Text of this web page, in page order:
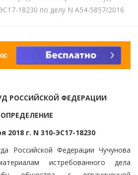
18230 по делу N А54-5857/2016
РОССИЙСКОЙ ФЕДЕРАЦИИ
ОПРЕДЕЛЕНИЕ
2018 г. N 310-ЭС17-18230
Российской Федерации Чучунова
истребованного дела